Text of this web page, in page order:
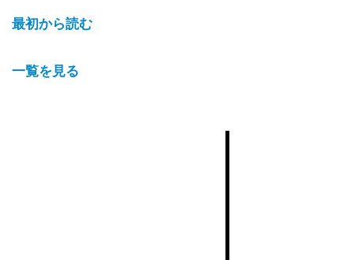
最初から読む
一覧を見る